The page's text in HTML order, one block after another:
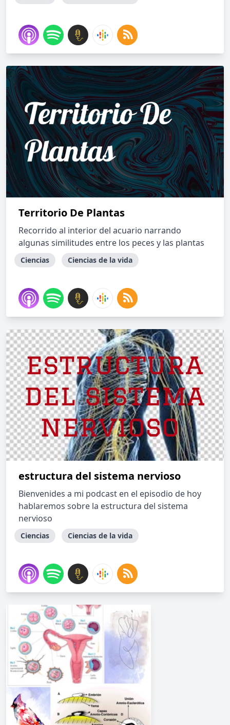
Territorio De Plantas
Recorrido al interior del acuario narrando
algunas similitudes entre los peces y las plantas
Ciencias Ciencias de la vida
estructura del sistema nervioso
Bienvenides a mi podcast en el episodio de hoy
hablaremos sobre la estructura del sistema
nervioso
Ciencias Ciencias de la vida